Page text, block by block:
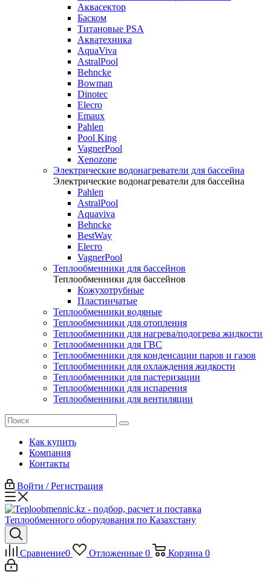
Аквасектор
Баском
Титановые PSA
Акватехника
AquaViva
AstralPool
Behncke
Bowman
Dinotec
Elecro
Emaux
Pahlen
Pool King
VagnerPool
Xenozone
Электрические водонагреватели для бассейна
Электрические водонагреватели для бассейна
Pahlen
AstralPool
Aquaviva
Behncke
BestWay
Elecro
VagnerPool
Теплообменники для бассейнов
Теплообменники для бассейнов
Кожухотрубные
Пластинчатые
Теплообменники водяные
Теплообменники для отопления
Теплообменники для нагрева/подогрева жидкости
Теплообменники для ГВС
Теплообменники для конденсации паров и газов
Теплообменники для охлаждения жидкости
Теплообменники для пастеризации
Теплообменники для испарения
Теплообменники для вентиляции
Как купить
Компания
Контакты
Войти / Регистрация
Сравнение0 Отложенные 0 Корзина 0